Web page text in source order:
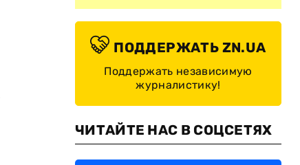
ПОДДЕРЖАТЬ ZN.UA
Поддержать независимую
журналистику!
ЧИТАЙТЕ НАС В СОЦСЕТЯХ